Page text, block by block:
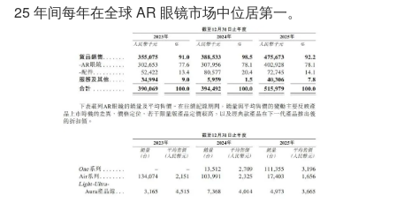
25 年间每年在全球 AR 眼镜市场中位居第一。